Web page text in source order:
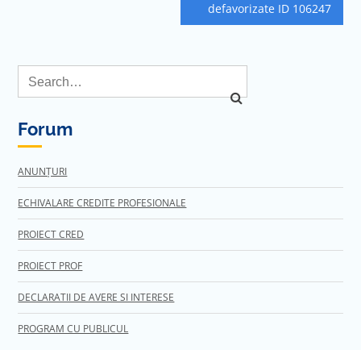
defavorizate ID 106247
Forum
ANUNȚURI
ECHIVALARE CREDITE PROFESIONALE
PROIECT CRED
PROIECT PROF
DECLARATII DE AVERE SI INTERESE
PROGRAM CU PUBLICUL